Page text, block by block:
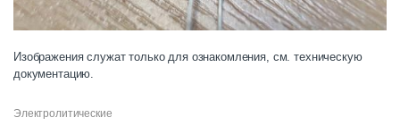
Изображения служат только для ознакомления, см. техническую
документацию.
Электролитические